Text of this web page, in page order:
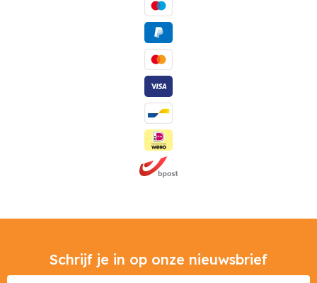
Schrijf je in op onze nieuwsbrief